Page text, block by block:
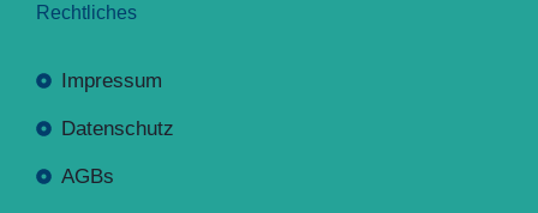
Rechtliches
Impressum
Datenschutz
AGBs